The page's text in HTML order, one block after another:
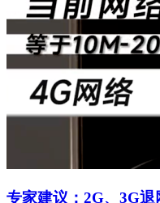
专家建议：2G、3G退